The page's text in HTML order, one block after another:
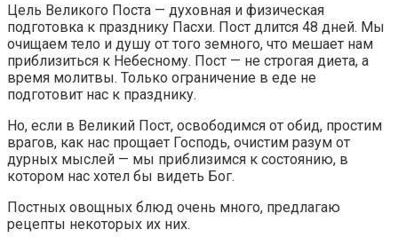
Цель Великого Поста — духовная и физическая
подготовка к празднику Пасхи. Пост длится 48 дней. Мы
очищаем тело и душу от того земного, что мешает нам
приблизиться к Небесному. Пост — не строгая диета, а
время молитвы. Только ограничение в еде не
подготовит нас к празднику.
Но, если в Великий Пост, освободимся от обид, простим
врагов, как нас прощает Господь, очистим разум от
дурных мыслей — мы приблизимся к состоянию, в
котором нас хотел бы видеть Бог.
Постных овощных блюд очень много, предлагаю
рецепты некоторых их них.